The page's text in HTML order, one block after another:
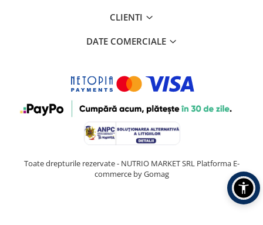
CLIENTI
DATE COMERCIALE
Toate drepturile rezervate - NUTRIO MARKET SRL Platforma E-
commerce by Gomag